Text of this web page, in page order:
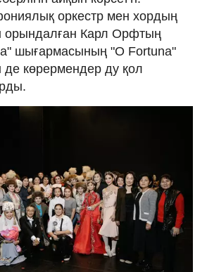
оркестр мен хордың
орындалған Карл Орфтың
шығармасының "O Fortuna"
де көрермендер ду қол